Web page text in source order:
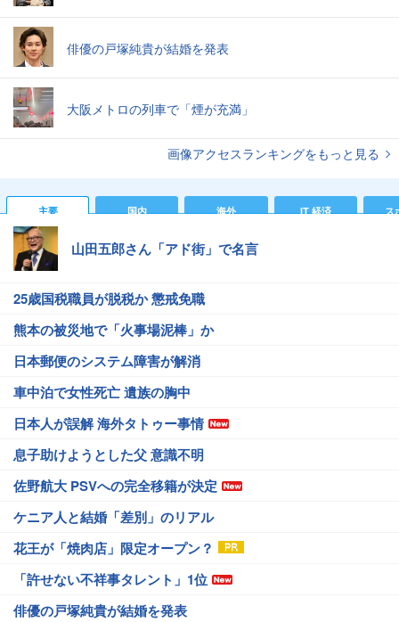
俳優の戸塚純貴が結婚を発表
大阪メトロの列車で「煙が充満」
画像アクセスランキングをもっと見る
主要 国内 海外 IT 経済 ス
山田五郎さん「アド街」で名言
25歳国税職員が脱税か 懲戒免職
熊本の被災地で「火事場泥棒」か
日本郵便のシステム障害が解消
車中泊で女性死亡 遺族の胸中
日本人が誤解 海外タトゥー事情
息子助けようとした父 意識不明
佐野航大 PSVへの完全移籍が決定
ケニア人と結婚「差別」のリアル
花王が「焼肉店」限定オープン？
「許せない不祥事タレント」1位
俳優の戸塚純貴が結婚を発表